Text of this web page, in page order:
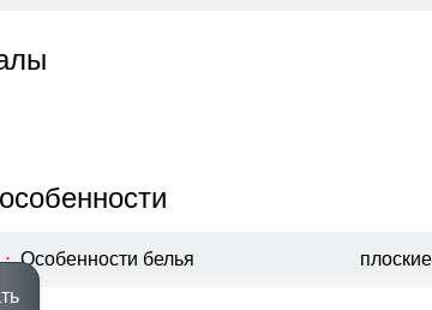
Особенности белья